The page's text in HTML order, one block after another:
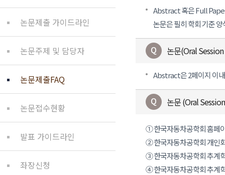
논문제출 가이드라인
논문주제 및 담당자
논문제출FAQ
논문접수현황
발표 가이드라인
좌장신청
Abstract 혹은 Full
논문은 필히 학회 기준
논문(Oral
Abstract은 2페이지 이
논문 (Oral
① 한국자동차공학회 홈페
② 한국자동차공학회 개인
③ 한국자동차공학회 추계
④ 한국자동차공학회 추계